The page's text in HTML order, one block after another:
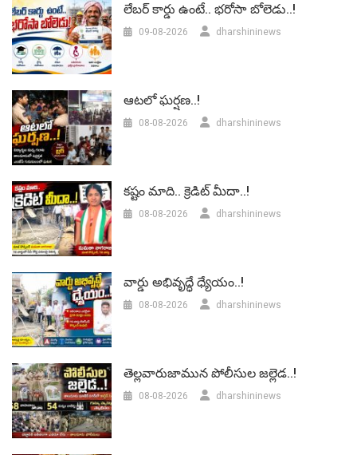
లేబర్‌ కార్డు ఉంటే.. భరోసా బోలెడు..!
09-08-2026 dharshininews
ఆటలో ఘర్షణ..!
08-08-2026 dharshininews
కష్టం మాది.. క్రెడిట్ మీదా..!
08-08-2026 dharshininews
వార్డు అభివృద్ధే ధ్యేయం..!
08-08-2026 dharshininews
తెల్లవారుజామున పోలీసుల జల్లెడ..!
08-08-2026 dharshininews